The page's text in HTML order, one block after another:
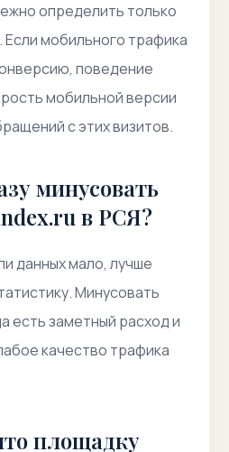
определить только
мобильного трафика
поведение
мобильной версии
с этих визитов.
минусовать
в РСЯ?
данных мало, лучше
Минусовать
есть заметный расход и
качество трафика
площадку